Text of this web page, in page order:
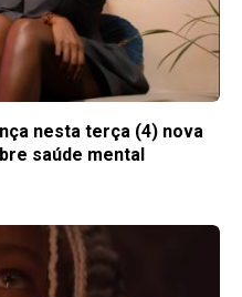
nesta terça (4) nova
saúde mental